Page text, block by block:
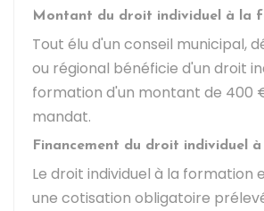
Montant du droit individuel à la
Tout élu d'un conseil municipal,
ou régional bénéficie d'un droit
formation d'un montant de 400
mandat.
Financement du droit individuel
Le droit individuel à la formation
une cotisation obligatoire